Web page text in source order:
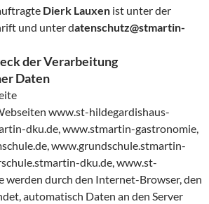
Dierk Lauxen ist unter der
und unter datenschutz@stmartin-
der Verarbeitung
Daten
www.st-hildegardishaus-
dku.de, www.stmartin-gastronomie,
www.grundschule.stmartin-
dku.de, www.st-
werden durch den Internet-Browser, den
automatisch Daten an den Server